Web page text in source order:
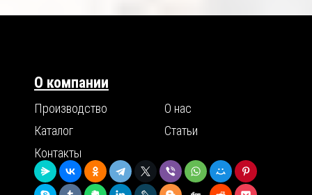
О компании
Производство
О нас
Каталог
Статьи
Контакты